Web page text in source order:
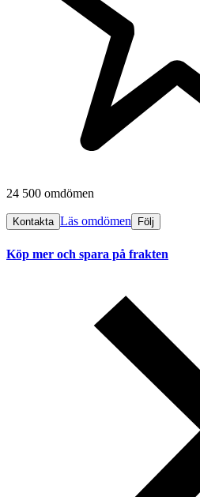
24 500 omdömen
Kontakta Läs omdömen Följ
Köp mer och spara på frakten